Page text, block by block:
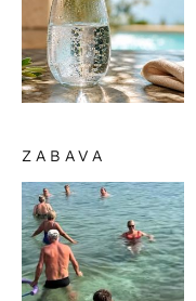
ZABAVA